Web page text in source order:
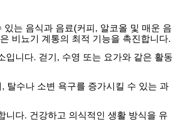
는 음식과 음료(커피, 알코올 및 매운 음
비뇨기 계통의 최적 기능을 촉진합니다.
입니다. 걷기, 수영 또는 요가와 같은 활동
탈수나 소변 욕구를 증가시킬 수 있는 과
니다. 건강하고 의식적인 생활 방식을 유